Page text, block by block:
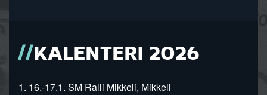
KALENTERI 2026
1. 16.-17.1. SM Ralli Mikkeli, Mikkeli